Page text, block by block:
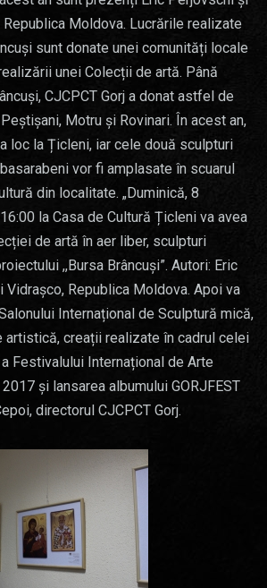
Moldova. Lucrările realizate
sunt donate unei comunități locale
unei Colecții de artă. Până
CJCPCT Gorj a donat astfel de
Motru și Rovinari. În acest an,
loc la Țicleni, iar cele două sculpturi
vor fi amplasate în scuarul
din localitate. „Duminică, 8
la Casa de Cultură Țicleni va avea
de artă în aer liber, sculpturi
,,Bursa Brâncuși”. Autori: Eric
Republica Moldova. Apoi va
Internațional de Sculptură mică,
creații realizate în cadrul celei
Festivalului Internațional de Arte
și lansarea albumului GORJFEST
directorul CJCPCT Gorj.